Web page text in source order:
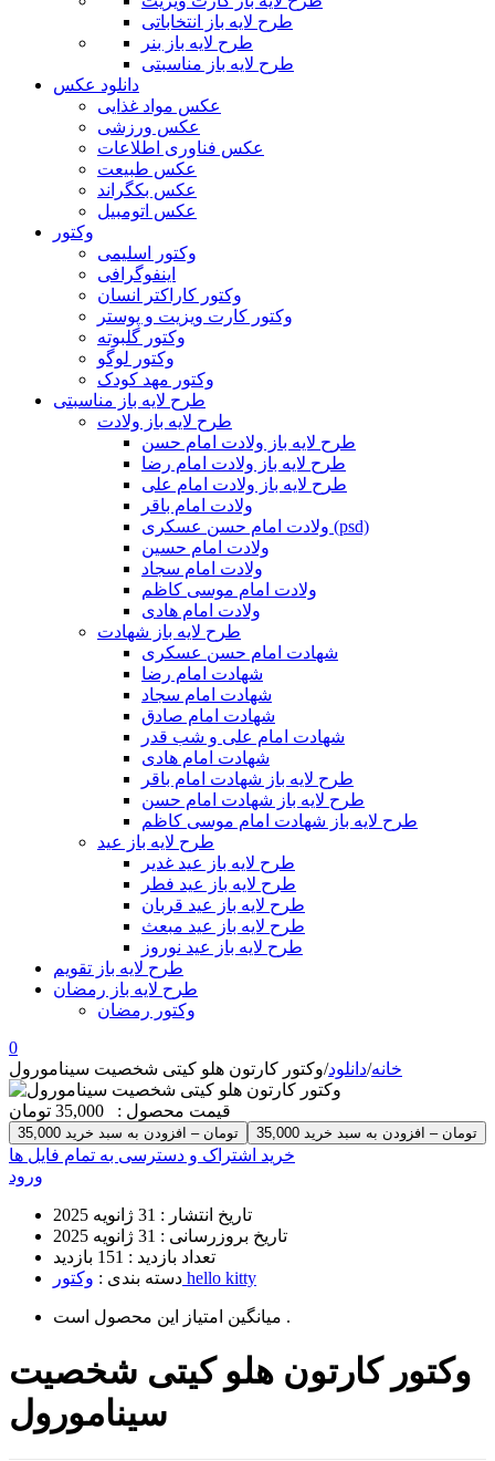
طرح لایه باز انتخاباتی
طرح لایه باز بنر
طرح لایه باز مناسبتی
دانلود عکس
عکس مواد غذایی
عکس ورزشی
عکس فناوری اطلاعات
عکس طبیعت
عکس بکگراند
عکس اتومبیل
وکتور
وکتور اسلیمی
اینفوگرافی
وکتور کاراکتر انسان
وکتور کارت ویزیت و پوستر
وکتور گلبوته
وکتور لوگو
وکتور مهد کودک
طرح لایه باز مناسبتی
طرح لایه باز ولادت
طرح لایه باز ولادت امام حسن
طرح لایه باز ولادت امام رضا
طرح لایه باز ولادت امام علی
ولادت امام باقر
ولادت امام حسن عسکری (psd)
ولادت امام حسین
ولادت امام سجاد
ولادت امام موسی کاظم
ولادت امام هادی
طرح لایه باز شهادت
شهادت امام حسن عسکری
شهادت امام رضا
شهادت امام سجاد
شهادت امام صادق
شهادت امام علی و شب قدر
شهادت امام هادی
طرح لایه باز شهادت امام باقر
طرح لایه باز شهادت امام حسن
طرح لایه باز شهادت امام موسی کاظم
طرح لایه باز عید
طرح لایه باز عید غدیر
طرح لایه باز عید فطر
طرح لایه باز عید قربان
طرح لایه باز عید مبعث
طرح لایه باز عید نوروز
طرح لایه باز تقویم
طرح لایه باز رمضان
وکتور رمضان
0
خانه/دانلود/وکتور کارتون هلو کیتی شخصیت سینامورول
قیمت محصول : 35,000 تومان
35,000 تومان – افزودن به سبد خرید
خرید اشتراک و دسترسی به تمام فایل ها
ورود
تاریخ انتشار : 31 ژانویه 2025
تاریخ بروزرسانی : 31 ژانویه 2025
تعداد بازدید : 151 بازدید
دسته بندی : وکتور hello kitty
میانگین امتیاز این محصول است .
وکتور کارتون هلو کیتی شخصیت
سینامورول